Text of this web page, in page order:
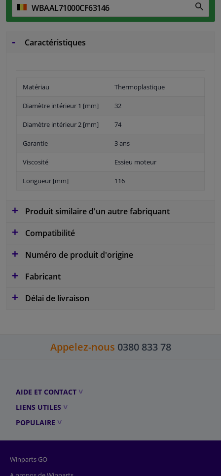
Caractéristiques
Matériau Thermoplastique
Diamètre intérieur 1 [mm] 32
Diamètre intérieur 2 [mm] 74
Garantie 3 ans
Viscosité Essieu moteur
Longueur [mm] 116
Produit similaire d'un autre fabriquant
Compatibilité
Numéro de produit d'origine
Fabricant
Délai de livraison
Appelez-nous 0380 833 78
AIDE ET CONTACT
LIENS UTILES
POPULAIRE
Winparts GO